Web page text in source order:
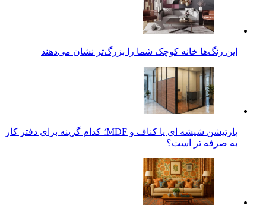
این رنگ‌ها خانه کوچک شما را بزرگ‌تر نشان می‌دهند
پارتیشن شیشه ای یا کناف و MDF؛ کدام گزینه برای دفتر کار
به صرفه تر است؟